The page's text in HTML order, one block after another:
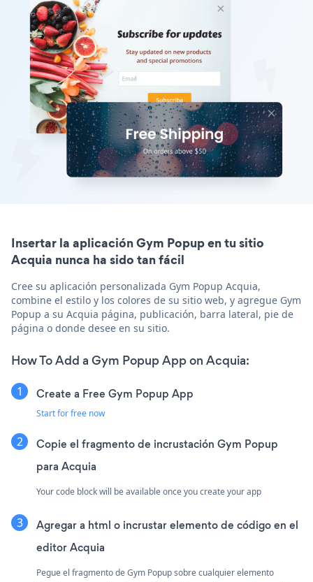
Insertar la aplicación Gym Popup en tu sitio
Acquia nunca ha sido tan fácil
Cree su aplicación personalizada Gym Popup Acquia,
combine el estilo y los colores de su sitio web, y agregue Gym
Popup a su Acquia página, publicación, barra lateral, pie de
página o donde desee en su sitio.
How To Add a Gym Popup App on Acquia:
Create a Free Gym Popup App
Start for free now
Copie el fragmento de incrustación Gym Popup
para Acquia
Your code block will be available once you create your app
Agregar a html o incrustar elemento de código en el
editor Acquia
Pegue el fragmento de Gym Popup sobre cualquier elemento